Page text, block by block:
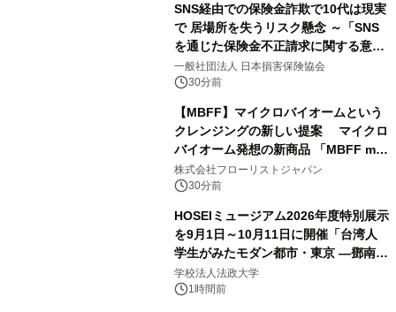
SNS経由での保険金詐欺で10代は現実
で 居場所を失うリスク懸念 ～「SNS
を通じた保険金不正請求に関する意識
調査」を実施、 認知度の低さも浮き彫
りに～
一般社団法人 日本損害保険協会
30分前
【MBFF】マイクロバイオームという
クレンジングの新しい提案 マイクロ
バイオーム発想の新商品 「MBFF mb
クレンジングPRO」を2026年8月6日
発売
株式会社フローリストジャパン
30分前
HOSEIミュージアム2026年度特別展示
を9月1日～10月11日に開催「台湾人
学生がみたモダン都市・東京 ―鄧南光
と法政大学の1930年代―」
学校法人法政大学
1時間前